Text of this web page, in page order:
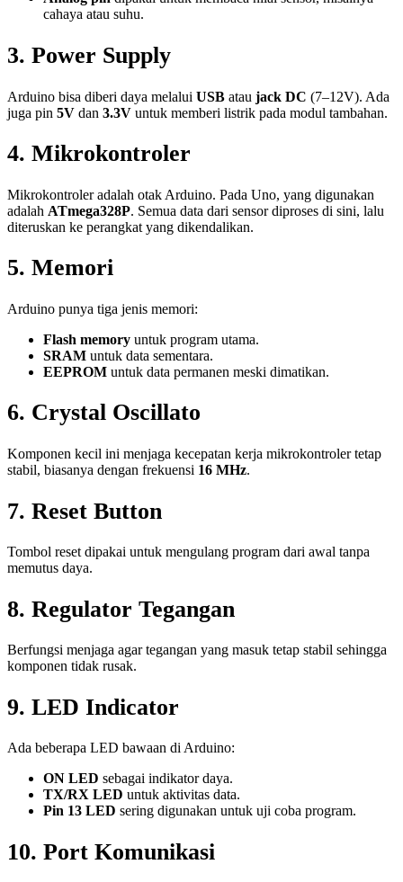
cahaya atau suhu.
3. Power Supply
Arduino bisa diberi daya melalui USB atau jack DC (7–12V). Ada
juga pin 5V dan 3.3V untuk memberi listrik pada modul tambahan.
4. Mikrokontroler
Mikrokontroler adalah otak Arduino. Pada Uno, yang digunakan
adalah ATmega328P. Semua data dari sensor diproses di sini, lalu
diteruskan ke perangkat yang dikendalikan.
5. Memori
Arduino punya tiga jenis memori:
Flash memory untuk program utama.
SRAM untuk data sementara.
EEPROM untuk data permanen meski dimatikan.
6. Crystal Oscillato
Komponen kecil ini menjaga kecepatan kerja mikrokontroler tetap
stabil, biasanya dengan frekuensi 16 MHz.
7. Reset Button
Tombol reset dipakai untuk mengulang program dari awal tanpa
memutus daya.
8. Regulator Tegangan
Berfungsi menjaga agar tegangan yang masuk tetap stabil sehingga
komponen tidak rusak.
9. LED Indicator
Ada beberapa LED bawaan di Arduino:
ON LED sebagai indikator daya.
TX/RX LED untuk aktivitas data.
Pin 13 LED sering digunakan untuk uji coba program.
10. Port Komunikasi